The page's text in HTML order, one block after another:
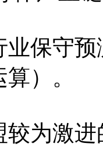
保守预
）。
为激